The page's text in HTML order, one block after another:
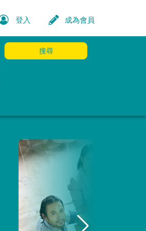
登入 成為會員
搜尋